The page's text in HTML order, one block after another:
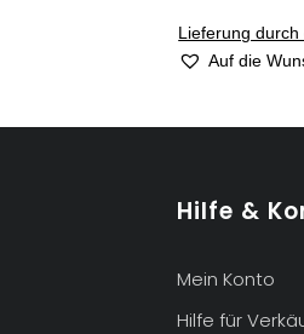
Lieferung
Auf die
Hilfe &
Mein Konto
Hilfe für